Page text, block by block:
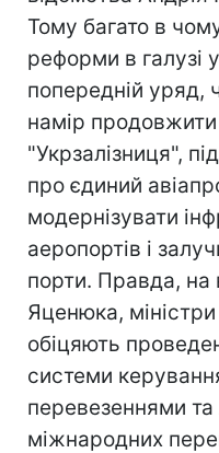
Тому багато в
реформи в галузі
попередній уряд,
намір
"Укрзалізниця",
про єдиний
модернізувати
аеропортів і
порти. Правда, на
Яценюка,
обіцяють
системи
перевезеннями та
міжнародних